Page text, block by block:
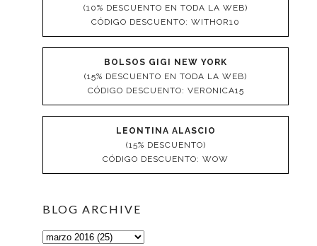
(10% DESCUENTO EN TODA LA WEB)
CÓDIGO DESCUENTO: WITHOR10
BOLSOS GIGI NEW YORK
(15% DESCUENTO EN TODA LA WEB)
CÓDIGO DESCUENTO: VERONICA15
LEONTINA ALASCIO
(15% DESCUENTO)
CÓDIGO DESCUENTO: WOW
BLOG ARCHIVE